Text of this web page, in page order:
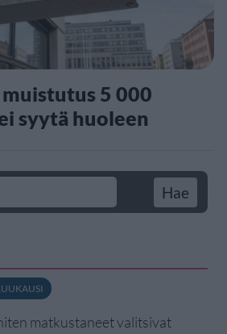
5 000
syytä huoleen
matkustaneet valitsivat